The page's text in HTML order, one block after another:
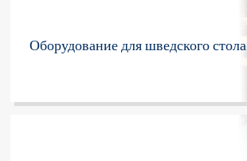
Оборудование для шведского стола